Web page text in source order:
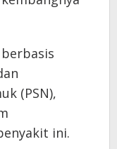
(PSN),
ini.